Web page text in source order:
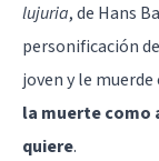
lujuria, de Hans
personificación
joven y le
la muerte como
quiere.